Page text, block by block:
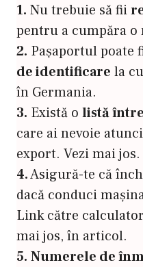
1. Nu trebuie să fii
pentru a cumpăra o
2. Pașaportul poate
de identificare la
în Germania.
3. Există o listă
care ai nevoie
export. Vezi mai jos.
4.Asigură-te că
dacă conduci
Link către
mai jos, în articol.
5. Numerele de